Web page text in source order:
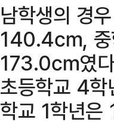
남학생의 경
140.4㎝, 중
173.0㎝였
초등학교 4
학교 1학년